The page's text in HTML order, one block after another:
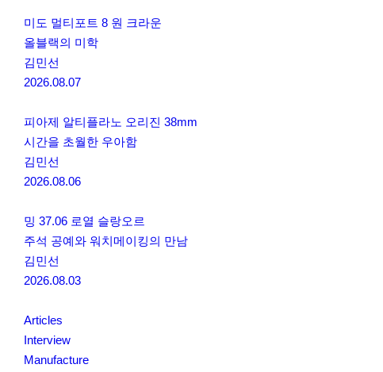
미도 멀티포트 8 원 크라운
올블랙의 미학
김민선
2026.08.07
피아제 알티플라노 오리진 38mm
시간을 초월한 우아함
김민선
2026.08.06
밍 37.06 로열 슬랑오르
주석 공예와 워치메이킹의 만남
김민선
2026.08.03
Articles
Interview
Manufacture